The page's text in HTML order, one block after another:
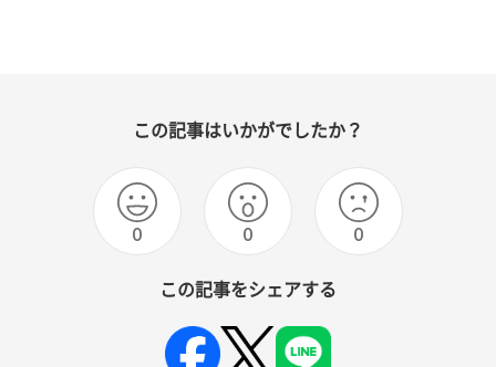
この記事はいかがでしたか？
0 0 0
この記事をシェアする